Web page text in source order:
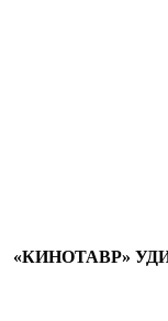
«КИНОТАВР»